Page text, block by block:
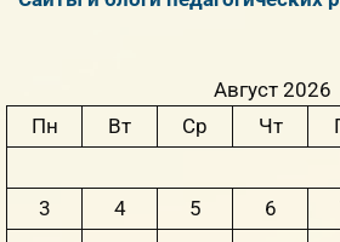
Август 2026
Пн
Вт Ср Чт
3
4 5 6